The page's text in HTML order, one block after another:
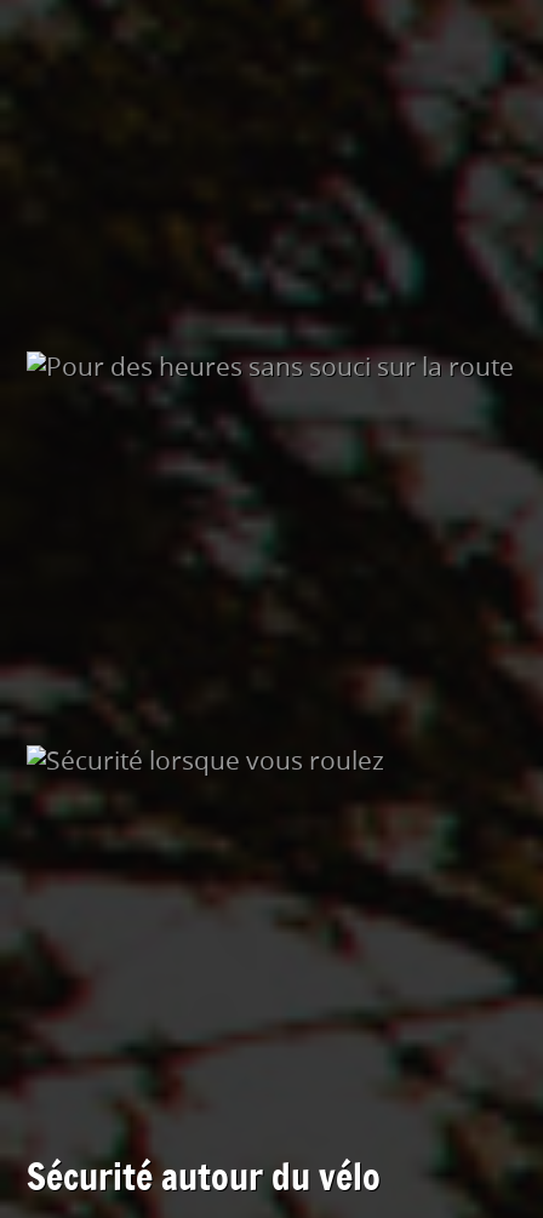
Sécurité autour du vélo